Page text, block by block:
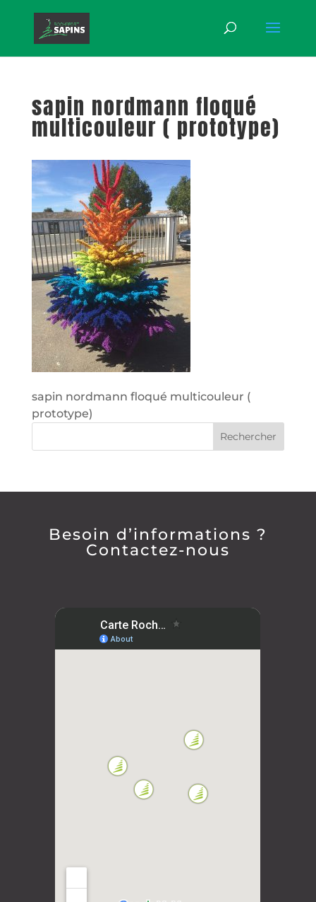
sapin nordmann floqué
multicouleur ( prototype)
sapin nordmann floqué multicouleur (
prototype)
Besoin d’informations ?
Contactez-nous